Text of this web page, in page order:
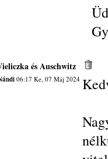
és Auschwitz
06:17 Ke, 07 Máj 2024